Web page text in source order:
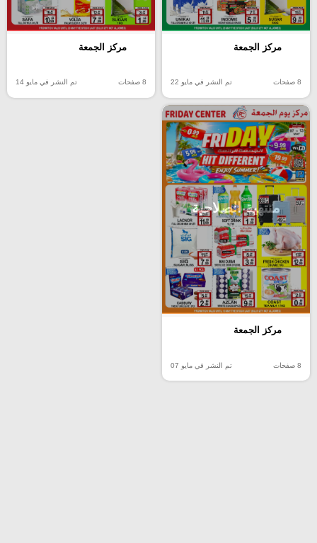
مركز الجمعة
8 صفحات تم النشر في مايو 22
مركز الجمعة
8 صفحات تم النشر في مايو 14
منتهية الصلاحية
مركز الجمعة
8 صفحات تم النشر في مايو 07